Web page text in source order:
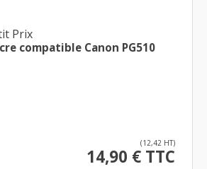
Prix
compatible Canon PG510
(12,42 HT)
14,90 € TTC